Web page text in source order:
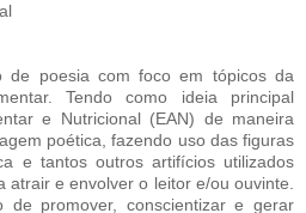
de poesia com foco em tópicos da
Tendo como ideia principal
e Nutricional (EAN) de maneira
poética, fazendo uso das figuras
e tantos outros artifícios utilizados
atrair e envolver o leitor e/ou ouvinte.
de promover, conscientizar e gerar